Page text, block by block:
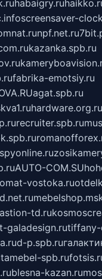
habaigry.ru
screensaver-
npf.net.ru
kazanka.spb.ru
fabrika-emotsiy.ru
agat.spb.ru
hardware.org.ru
recruiter.spb.ru
spyonline.ru
AUTO-COM.SU
vostoka.ru
td.ru
galadesign.rutiffany-
d-p.spb.ru
spb.ru
blesna-kazan.ru